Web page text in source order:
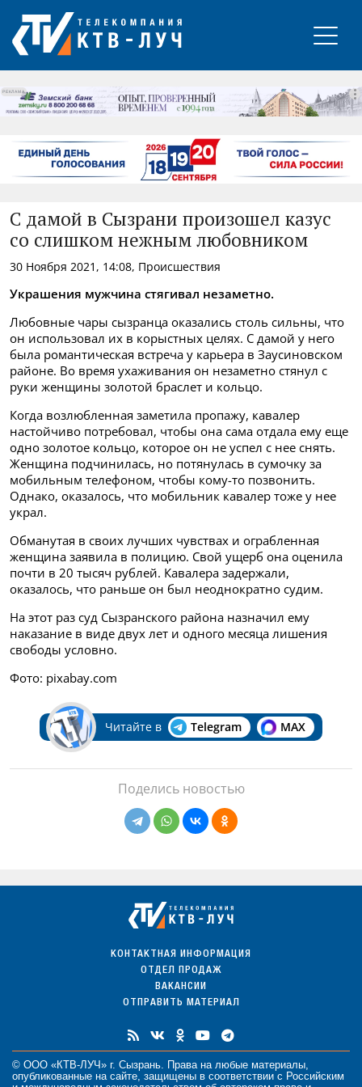
РЕКЛАМА
С дамой в Сызрани произошел казус
со слишком нежным любовником
30 Ноября 2021, 14:08, Происшествия
Украшения мужчина стягивал незаметно.
Любовные чары сызранца оказались столь сильны, что
он использовал их в корыстных целях. С дамой у него
была романтическая встреча у карьера в Заусиновском
районе. Во время ухаживания он незаметно стянул с
руки женщины золотой браслет и кольцо.
Когда возлюбленная заметила пропажу, кавалер
настойчиво потребовал, чтобы она сама отдала ему еще
одно золотое кольцо, которое он не успел с нее снять.
Женщина подчинилась, но потянулась в сумочку за
мобильным телефоном, чтобы кому-то позвонить.
Однако, оказалось, что мобильник кавалер тоже у нее
украл.
Обманутая в своих лучших чувствах и ограбленная
женщина заявила в полицию. Свой ущерб она оценила
почти в 20 тысяч рублей. Кавалера задержали,
оказалось, что раньше он был неоднократно судим.
На этот раз суд Сызранского района назначил ему
наказание в виде двух лет и одного месяца лишения
свободы условно.
Фото: pixabay.com
Читайте в Telegram MAX
Поделись новостью
КОНТАКТНАЯ ИНФОРМАЦИЯ
ОТДЕЛ ПРОДАЖ
ВАКАНСИИ
ОТПРАВИТЬ МАТЕРИАЛ
© ООО «КТВ-ЛУЧ» г. Сызрань. Права на любые материалы
опубликованные на сайте, защищены в соответствии с Российским